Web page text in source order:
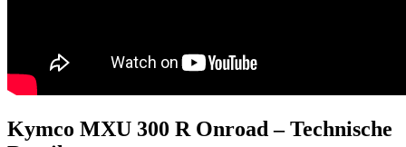
Kymco MXU 300 R Onroad – Technische